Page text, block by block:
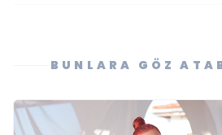
BUNLARA GÖZ